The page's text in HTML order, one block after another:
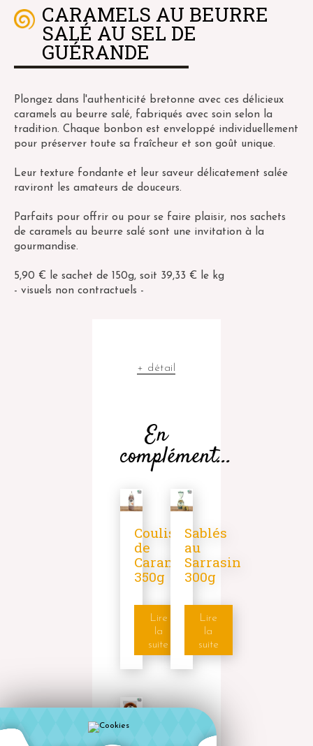
CARAMELS AU BEURRE
SALÉ AU SEL DE
GUÉRANDE
Plongez dans l'authenticité bretonne avec ces délicieux
caramels au beurre salé, fabriqués avec soin selon la
tradition. Chaque bonbon est enveloppé individuellement
pour préserver toute sa fraîcheur et son goût unique.
Leur texture fondante et leur saveur délicatement salée
raviront les amateurs de douceurs.
Parfaits pour offrir ou pour se faire plaisir, nos sachets
de caramels au beurre salé sont une invitation à la
gourmandise.
5,90 € le sachet de 150g, soit 39,33 € le kg
- visuels non contractuels -
+ détail
En
complément...
Coulis
de
Caramel
350g
Lire
la
suite
Sablés
au
Sarrasin
300g
Lire
la
suite